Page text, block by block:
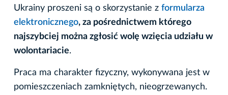
Ukrainy proszeni są o skorzystanie z formularza
elektronicznego, za pośrednictwem którego
najszybciej można zgłosić wolę wzięcia udziału w
wolontariacie.
Praca ma charakter fizyczny, wykonywana jest w
pomieszczeniach zamkniętych, nieogrzewanych.